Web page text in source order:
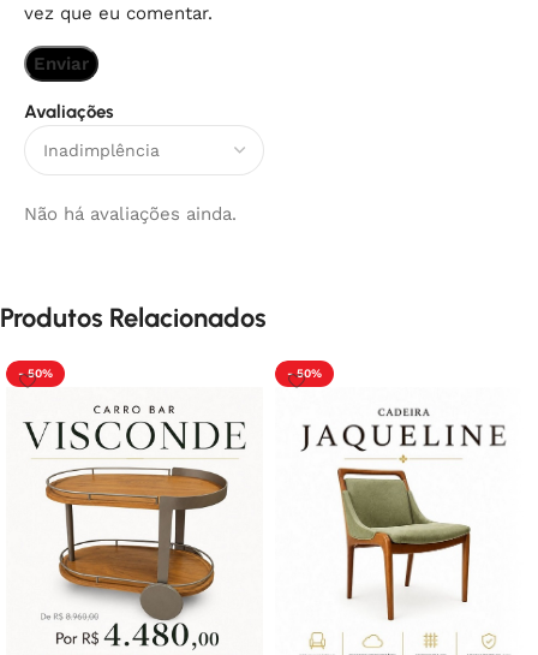
Avaliações
Não há avaliações ainda.
vez que eu comentar.
Produtos Relacionados
- 50% - 50%